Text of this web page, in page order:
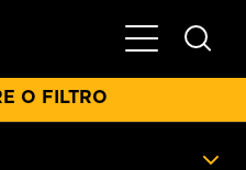
Menu
O FILTRO